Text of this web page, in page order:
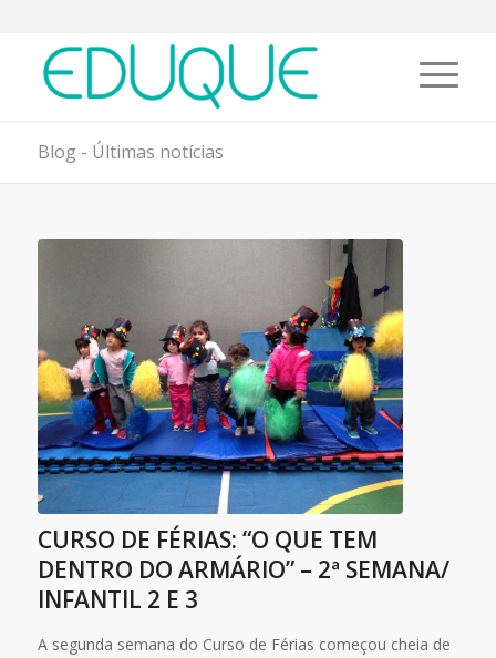
Blog - Últimas notícias
CURSO DE FÉRIAS: “O QUE TEM
DENTRO DO ARMÁRIO” – 2ª SEMANA/
INFANTIL 2 E 3
A segunda semana do Curso de Férias começou cheia de